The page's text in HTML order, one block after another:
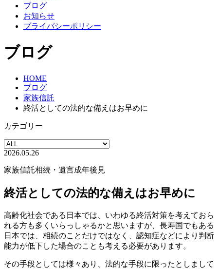
ブログ
お知らせ
プライバシーポリシー
ブログ
HOME
ブログ
家族信託
終活としての法的な備えはお早めに
カテゴリー
2026.05.26
家族信託相続・遺言成年後見
終活としての法的な備えはお早めに
高齢化社会である日本では、いわゆる終活対策を考えておら
れる方も多くいらっしゃるかと思いますが、長寿国でもある
日本では、相続のことだけではなく、認知症などにより判断
能力が低下した場合のことも考える必要があります。
その手段としては様々あり、法的な手段に限ったとしまして